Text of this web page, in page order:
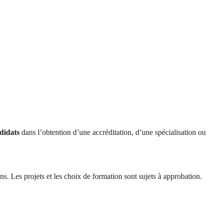
dans l’obtention d’une accréditation, d’une spécialisation ou
Les projets et les choix de formation sont sujets à approbation.